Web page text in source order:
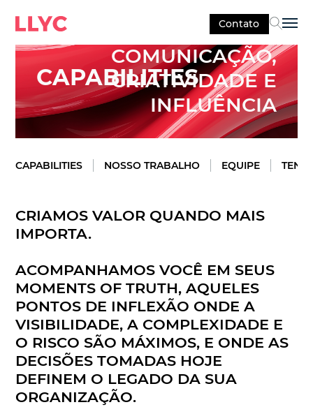
Contato
CAPABILITIES
COMUNICAÇÃO,
CRIATIVIDADE E
INFLUÊNCIA
CAPABILITIES NOSSO TRABALHO EQUIPE
CRIAMOS VALOR QUANDO MAIS
IMPORTA.
ACOMPANHAMOS VOCÊ EM SEUS
MOMENTS OF TRUTH, AQUELES
PONTOS DE INFLEXÃO ONDE A
VISIBILIDADE, A COMPLEXIDADE E
O RISCO SÃO MÁXIMOS, E ONDE AS
DECISÕES TOMADAS HOJE
DEFINEM O LEGADO DA SUA
ORGANIZAÇÃO.